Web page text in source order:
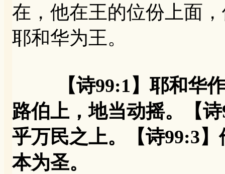
在，他在王的位份上面
耶和华为王。
【诗99:1】耶和华
路伯上，地当动摇。【
乎万民之上。【诗99:3
本为圣。